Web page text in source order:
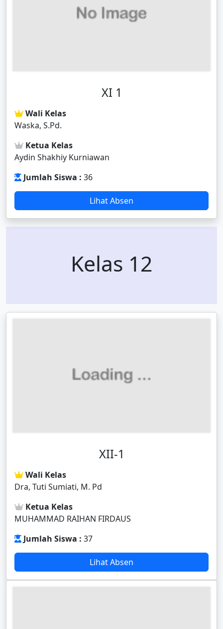
XI 1
Wali Kelas
Waska, S.Pd.
Ketua Kelas
Aydin Shakhiy Kurniawan
Jumlah Siswa : 36
Lihat Absen
Kelas 12
XII-1
Wali Kelas
Dra, Tuti Sumiati, M. Pd
Ketua Kelas
MUHAMMAD RAIHAN FIRDAUS
Jumlah Siswa : 37
Lihat Absen